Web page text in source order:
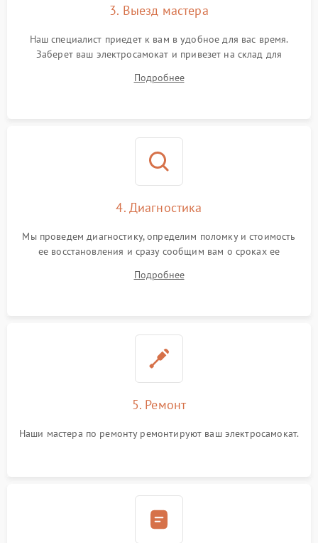
3. Выезд мастера
Наш специалист приедет к вам в удобное для вас время.
Заберет ваш электросамокат и привезет на склад для
Подробнее
4. Диагностика
Мы проведем диагностику, определим поломку и стоимость
ее восстановления и сразу сообщим вам о сроках ее
Подробнее
5. Ремонт
Наши мастера по ремонту ремонтируют ваш электросамокат.